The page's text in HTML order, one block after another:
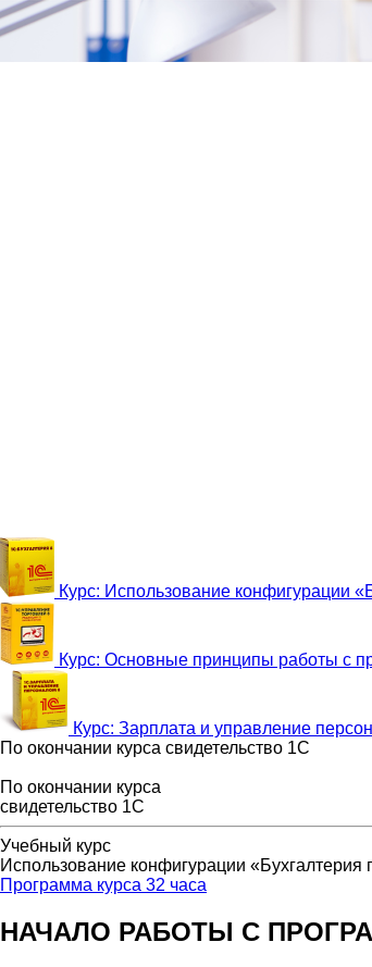
Курс: Использование конфигурации
Курс: Основные принципы работы с
Курс: Зарплата и управление
По окончании курса свидетельство 1С
По окончании курса
свидетельство 1С
Учебный курс
Использование конфигурации «Бухгалтерия
Программа курса 32 часа
НАЧАЛО РАБОТЫ С